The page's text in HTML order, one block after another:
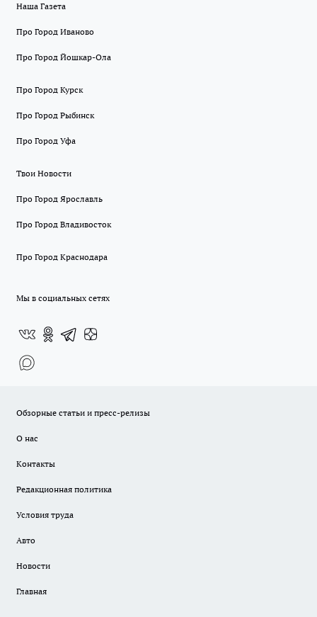
Наша Газета
Про Город Иваново
Про Город Йошкар-Ола
Про Город Курск
Про Город Рыбинск
Про Город Уфа
Твои Новости
Про Город Ярославль
Про Город Владивосток
Про Город Краснодара
Мы в социальных сетях
Обзорные статьи и пресс-релизы
О нас
Контакты
Редакционная политика
Условия труда
Авто
Новости
Главная